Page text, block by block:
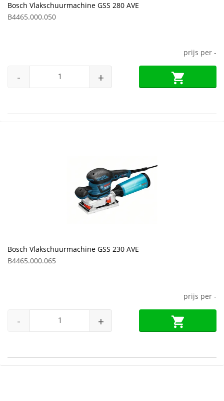
Bosch Vlakschuurmachine GSS 280 AVE
B4465.000.050
prijs per -
- +
Bosch Vlakschuurmachine GSS 230 AVE
B4465.000.065
prijs per -
- +